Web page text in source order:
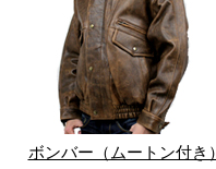
ボンバー（ムートン付き）